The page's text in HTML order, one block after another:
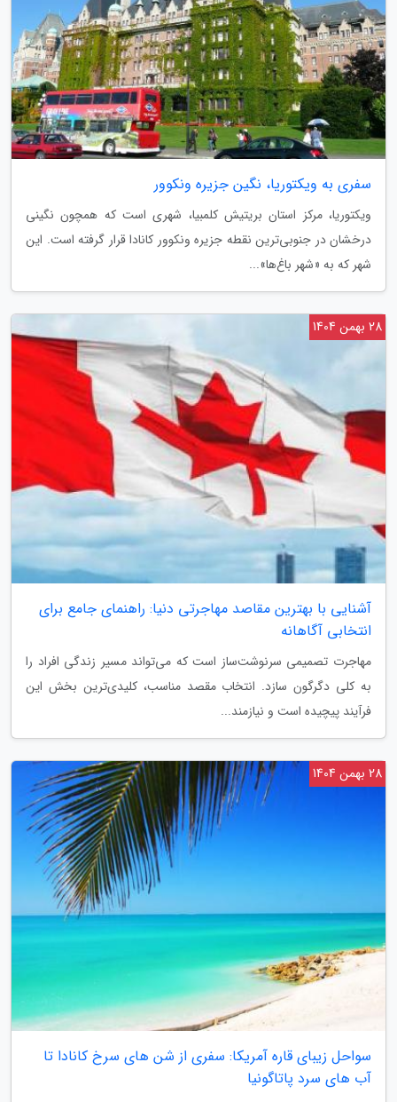
سفری به ویکتوریا، نگین جزیره ونکوور
ویکتوریا، مرکز استان بریتیش کلمبیا، شهری است که همچون نگینی
درخشان در جنوبی‌ترین نقطه جزیره ونکوور کانادا قرار گرفته است. این
شهر که به «شهر باغ‌ها»...
آشنایی با بهترین مقاصد مهاجرتی دنیا: راهنمای جامع برای
انتخابی آگاهانه
مهاجرت تصمیمی سرنوشت‌ساز است که می‌تواند مسیر زندگی افراد را
به کلی دگرگون سازد. انتخاب مقصد مناسب، کلیدی‌ترین بخش این
فرآیند پیچیده است و نیازمند...
28 بهمن 1404
سواحل زیبای قاره آمریکا: سفری از شن های سرخ کانادا تا
آب های سرد پاتاگونیا
28 بهمن 1404